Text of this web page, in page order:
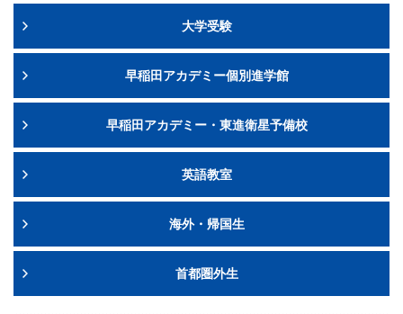
大学受験
早稲田アカデミー個別進学館
早稲田アカデミー・東進衛星予備校
英語教室
海外・帰国生
首都圏外生